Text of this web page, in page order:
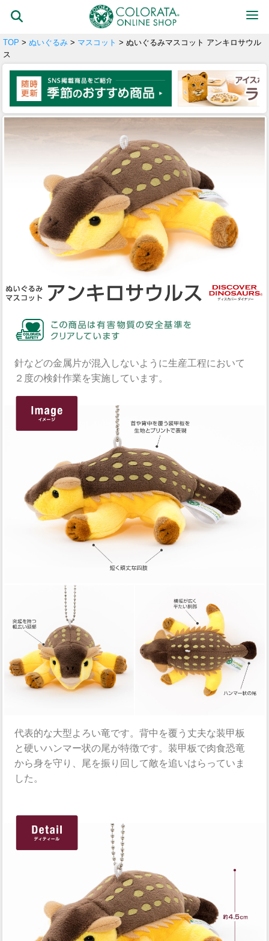
TOP > ぬいぐるみ > マスコット > ぬいぐるみマスコット アンキロサウル
ス
針などの金属片が混入しないように生産工程において
２度の検針作業を実施しています。
代表的な大型よろい竜です。背中を覆う丈夫な装甲板
と硬いハンマー状の尾が特徴です。装甲板で肉食恐竜
から身を守り、尾を振り回して敵を追いはらっていま
した。